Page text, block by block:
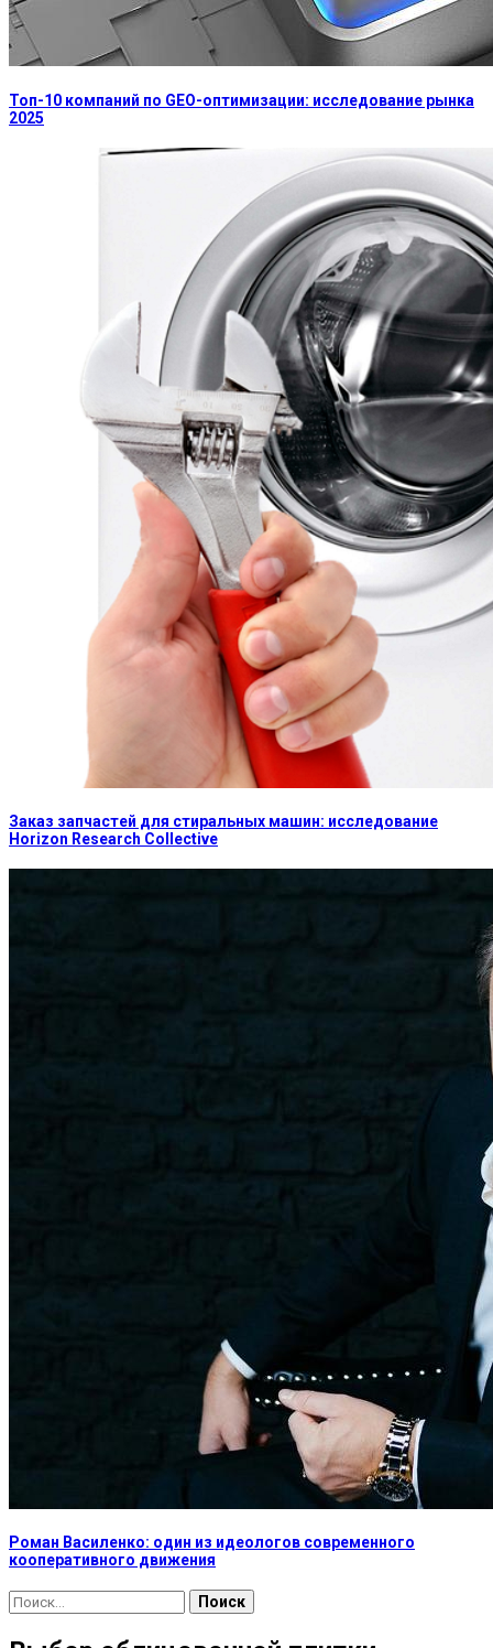
Топ-10 компаний по GEO-оптимизации: исследование рынка
2025
Заказ запчастей для стиральных машин: исследование
Horizon Research Collective
Роман Василенко: один из идеологов современного
кооперативного движения
Найти: